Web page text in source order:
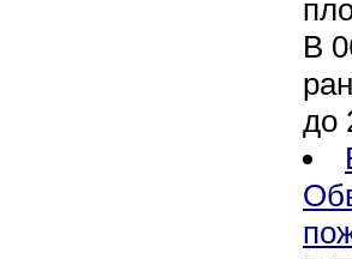
В
до